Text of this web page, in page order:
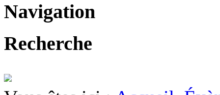
Navigation
Recherche